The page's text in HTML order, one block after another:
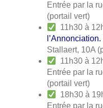
Entrée par la
(portail vert)
11h30 à
l’Annonciation.
Stallaert, 10A
11h30 à
Entrée par la
(portail vert)
18h30 à
Entrée par la